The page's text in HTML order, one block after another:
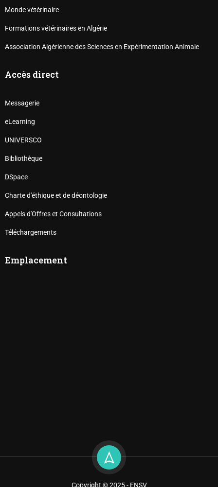
Monde vétérinaire
Formations vétérinaires en Algérie
Association Algérienne des Sciences en Expérimentation Animale
Accès direct
Messagerie
eLearning
UNIVERSCO
Bibliothèque
DSpace
Charte d'éthique et de déontologie
Appels d'Offres et Consultations
Téléchargements
Emplacement
Copyright © 2025 - ENSV